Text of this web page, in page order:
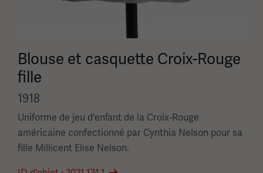
Blouse et casquette Croix-Rouge
fille
1918
Uniforme de jeu d'enfant de la Croix-Rouge
américaine confectionné par Cynthia Nelson pour sa
fille Millicent Elise Nelson.